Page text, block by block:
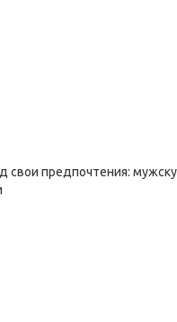
свои предпочтения: